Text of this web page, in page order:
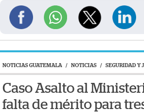
NOTICIAS GUATEMALA / NOTICIAS / SEGURIDAD Y
Caso Asalto al
falta de mérito para